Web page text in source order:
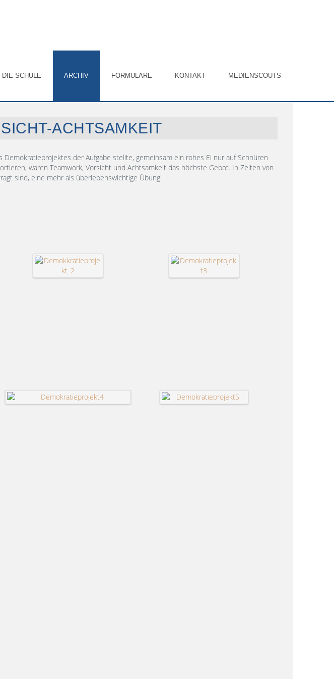
DIE SCHULE ARCHIV FORMULARE KONTAKT MEDIENSCOUTS
ACHTSAMKEIT
Demokratieprojektes der Aufgabe stellte, gemeinsam ein rohes Ei nur auf Schnüren
waren Teamwork, Vorsicht und Achtsamkeit das höchste Gebot. In Zeiten von
sind, eine mehr als überlebenswichtige Übung!